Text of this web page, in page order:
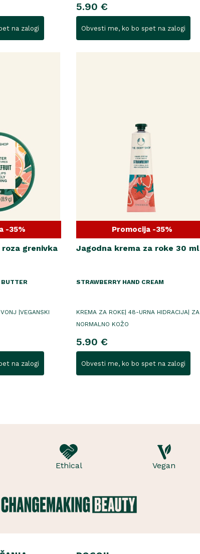
na zalogi
5.90 €
Obvesti me, ko bo spet na zalogi
-35%
grenivka
BUTTER
|VEGANSKI
na zalogi
Promocija -35%
Jagodna krema za roke 30 ml
STRAWBERRY HAND CREAM
KREMA ZA ROKE| 48-URNA HIDRACIJA| ZA
NORMALNO KOŽO
5.90 €
Obvesti me, ko bo spet na zalogi
Ethical Vegan